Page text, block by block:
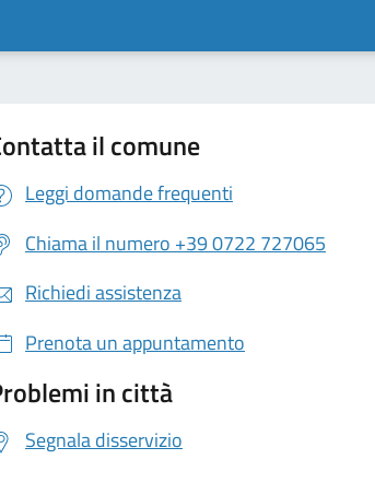
il comune
Leggi domande frequenti
Chiama il numero +39 0722 727065
Richiedi assistenza
Prenota un appuntamento
in città
Segnala disservizio